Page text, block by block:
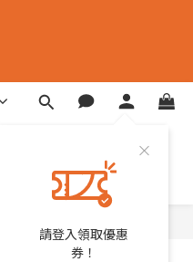
請登入領取優惠
券！
立即購買